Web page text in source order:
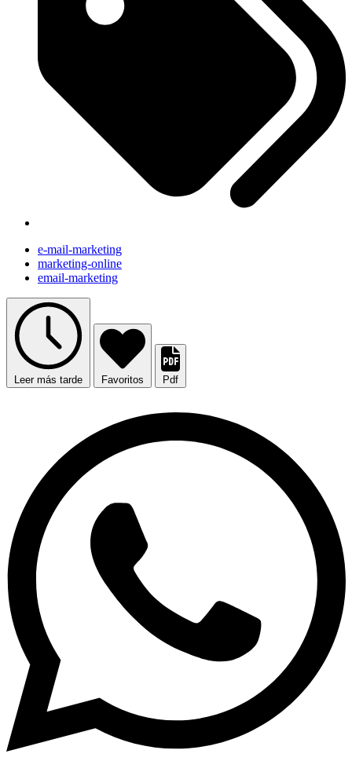
e-mail-marketing
marketing-online
email-marketing
Leer más tarde Favoritos Pdf